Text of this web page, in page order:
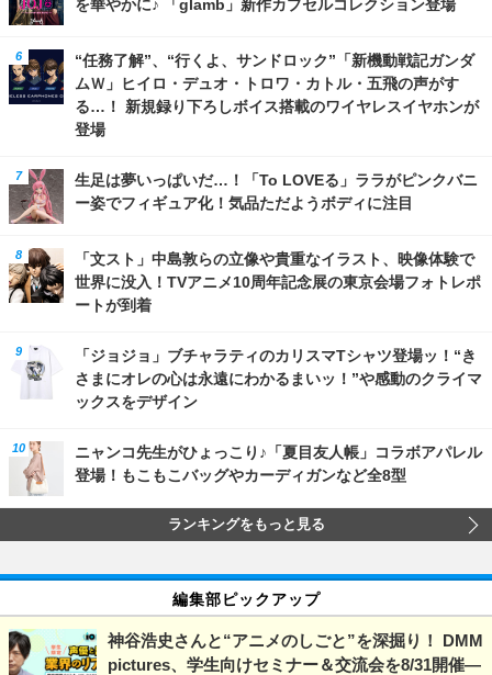
を華やかに♪ 「glamb」新作カプセルコレクション登場
“任務了解”、“行くよ、サンドロック”「新機動戦記ガンダ
ムＷ」ヒイロ・デュオ・トロワ・カトル・五飛の声がす
る…！ 新規録り下ろしボイス搭載のワイヤレスイヤホンが
登場
生足は夢いっぱいだ…！「To LOVEる」ララがピンクバニ
ー姿でフィギュア化！気品ただようボディに注目
「文スト」中島敦らの立像や貴重なイラスト、映像体験で
世界に没入！TVアニメ10周年記念展の東京会場フォトレポ
ートが到着
「ジョジョ」ブチャラティのカリスマTシャツ登場ッ！“き
さまにオレの心は永遠にわかるまいッ！”や感動のクライマ
ックスをデザイン
ニャンコ先生がひょっこり♪「夏目友人帳」コラボアパレル
登場！もこもこバッグやカーディガンなど全8型
ランキングをもっと見る
編集部ピックアップ
神谷浩史さんと“アニメのしごと”を深掘り！ DMM
pictures、学生向けセミナー＆交流会を8/31開催―